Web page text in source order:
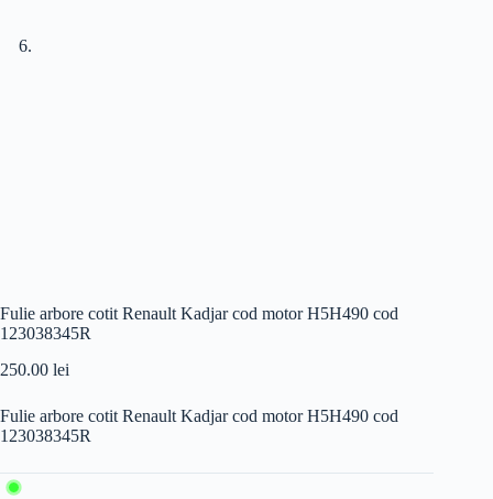
Fulie arbore cotit Renault Kadjar cod motor H5H490 cod
123038345R
250.00 lei
Fulie arbore cotit Renault Kadjar cod motor H5H490 cod
123038345R